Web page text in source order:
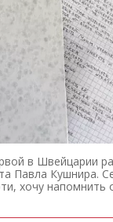
в Швейцарии
Павла Кушнира.
хочу напомнить